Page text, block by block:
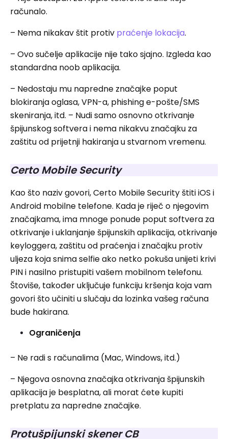
računalo.
– Nema nikakav štit protiv praćenje lokacija.
– Ovo sučelje aplikacije nije tako sjajno. Izgleda kao
standardna noob aplikacija.
– Nedostaju mu napredne značajke poput
blokiranja oglasa, VPN-a, phishing e-pošte/SMS
skeniranja, itd. – Nudi samo osnovno otkrivanje
špijunskog softvera i nema nikakvu značajku za
zaštitu od prijetnji hakiranja u stvarnom vremenu.
Certo Mobile Security
Kao što naziv govori, Certo Mobile Security štiti iOS i
Android mobilne telefone. Kada je riječ o njegovim
značajkama, ima mnoge ponude poput softvera za
otkrivanje i uklanjanje špijunskih aplikacija, otkrivanje
keyloggera, zaštitu od praćenja i značajku protiv
uljeza koja snima selfie ako netko pokuša unijeti krivi
PIN i nasilno pristupiti vašem mobilnom telefonu.
Štoviše, također uključuje funkciju kršenja koja vam
govori što učiniti u slučaju da lozinka vašeg računa
bude hakirana.
Ograničenja
– Ne radi s računalima (Mac, Windows, itd.)
– Njegova osnovna značajka otkrivanja špijunskih
aplikacija je besplatna, ali morat ćete kupiti
pretplatu za napredne značajke.
Protušpijunski skenerCB